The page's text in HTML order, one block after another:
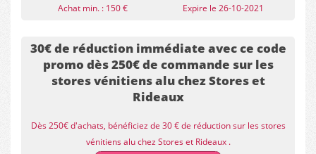
Achat min. : 150 € Expire le 26-10-2021
30€ de réduction immédiate avec ce code
promo dès 250€ de commande sur les
stores vénitiens alu chez Stores et
Rideaux
Dès 250€ d'achats, bénéficiez de 30 € de réduction sur les stores
vénitiens alu chez Stores et Rideaux .